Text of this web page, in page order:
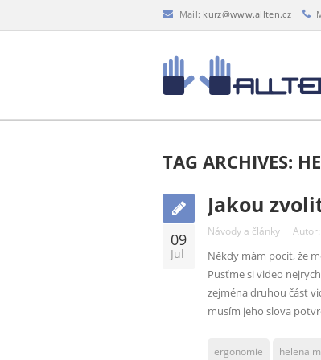
Mail: kurz@www.allten.cz
TAG ARCHIVES:
09
Jul
Jakou
Návody a články Autor:
Někdy mám pocit, že
Pusťme si video
zejména druhou část
musím jeho slova
ergonomie helena